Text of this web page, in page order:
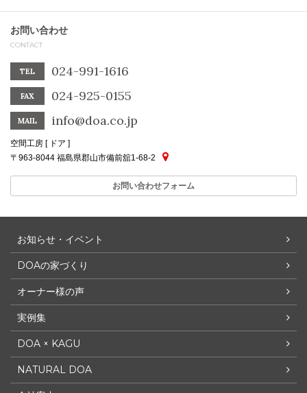
お問い合わせ
CONTACT
TEL 024-991-1616
FAX 024-925-0155
MAIL info@doa.co.jp
空間工房 [ ドア ]
〒963-8044 福島県郡山市備前舘1-68-2
お問い合わせフォーム
お知らせ・イベント
DOAの家づくり
オーナー様の声
実例集
DOA × KAGU
NATURAL DOA